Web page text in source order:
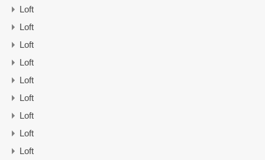
Loft
Loft
Loft
Loft
Loft
Loft
Loft
Loft
Loft